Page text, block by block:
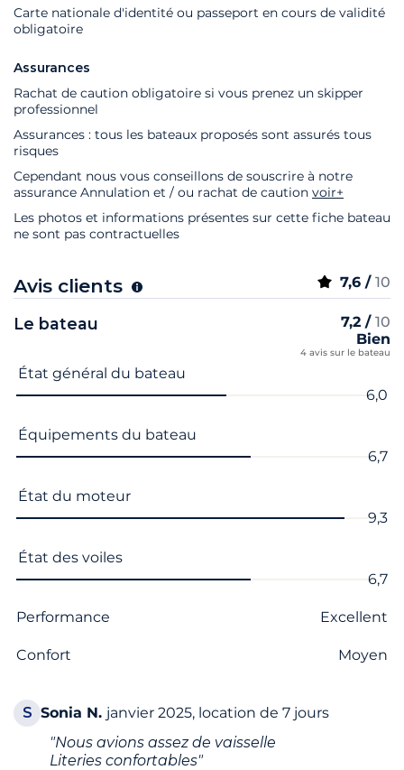
Carte nationale d'identité ou passeport en cours de validité
obligatoire
Assurances
Rachat de caution obligatoire si vous prenez un skipper
professionnel
Assurances : tous les bateaux proposés sont assurés tous
risques
Cependant nous vous conseillons de souscrire à notre
assurance Annulation et / ou rachat de caution voir+
Les photos et informations présentes sur cette fiche bateau
ne sont pas contractuelles
Avis clients 7,6 / 10
Le bateau 7,2 / 10
Bien
4 avis sur le bateau
Nom du critère Note
État général du bateau
6,0
Équipements du bateau
6,7
État du moteur
9,3
État des voiles
6,7
Performance Excellent
Confort Moyen
S Sonia N. janvier 2025, location de 7 jours
"Nous avions assez de vaisselle
Literies confortables"